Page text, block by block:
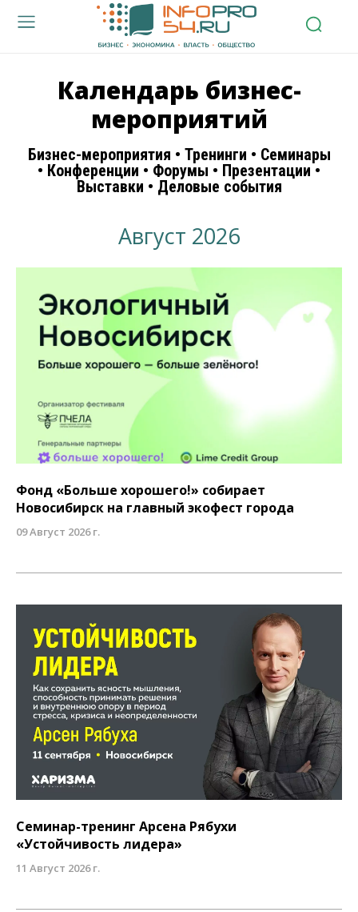
Календарь бизнес-
мероприятий
Бизнес-мероприятия • Тренинги • Семинары
• Конференции • Форумы • Презентации •
Выставки • Деловые события
Август 2026
Фонд «Больше хорошего!» собирает
Новосибирск на главный экофест города
09 Август 2026 г.
Семинар-тренинг Арсена Рябухи
«Устойчивость лидера»
11 Август 2026 г.